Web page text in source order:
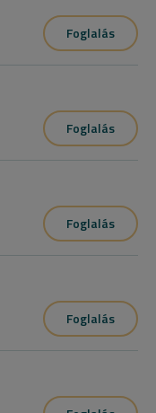
Foglalás
Foglalás
Foglalás
Foglalás